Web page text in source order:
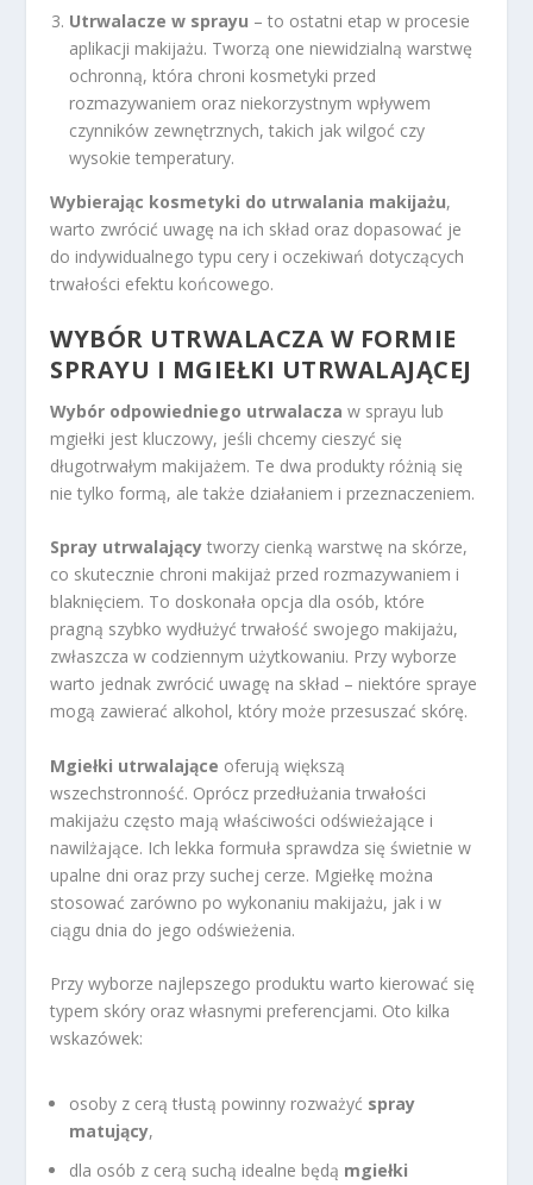
Utrwalacze w sprayu – to ostatni etap w procesie
aplikacji makijażu. Tworzą one niewidzialną warstwę
ochronną, która chroni kosmetyki przed
rozmazywaniem oraz niekorzystnym wpływem
czynników zewnętrznych, takich jak wilgoć czy
wysokie temperatury.
Wybierając kosmetyki do utrwalania makijażu,
warto zwrócić uwagę na ich skład oraz dopasować je
do indywidualnego typu cery i oczekiwań dotyczących
trwałości efektu końcowego.
WYBÓR UTRWALACZA W FORMIE
SPRAYU I MGIEŁKI UTRWALAJĄCEJ
Wybór odpowiedniego utrwalacza w sprayu lub
mgiełki jest kluczowy, jeśli chcemy cieszyć się
długotrwałym makijażem. Te dwa produkty różnią się
nie tylko formą, ale także działaniem i przeznaczeniem.
Spray utrwalający tworzy cienką warstwę na skórze,
co skutecznie chroni makijaż przed rozmazywaniem i
blaknięciem. To doskonała opcja dla osób, które
pragną szybko wydłużyć trwałość swojego makijażu,
zwłaszcza w codziennym użytkowaniu. Przy wyborze
warto jednak zwrócić uwagę na skład – niektóre spraye
mogą zawierać alkohol, który może przesuszać skórę.
Mgiełki utrwalające oferują większą
wszechstronność. Oprócz przedłużania trwałości
makijażu często mają właściwości odświeżające i
nawilżające. Ich lekka formuła sprawdza się świetnie w
upalne dni oraz przy suchej cerze. Mgiełkę można
stosować zarówno po wykonaniu makijażu, jak i w
ciągu dnia do jego odświeżenia.
Przy wyborze najlepszego produktu warto kierować się
typem skóry oraz własnymi preferencjami. Oto kilka
wskazówek:
osoby z cerą tłustą powinny rozważyć spray
matujący,
dla osób z cerą suchą idealne będą mgiełki